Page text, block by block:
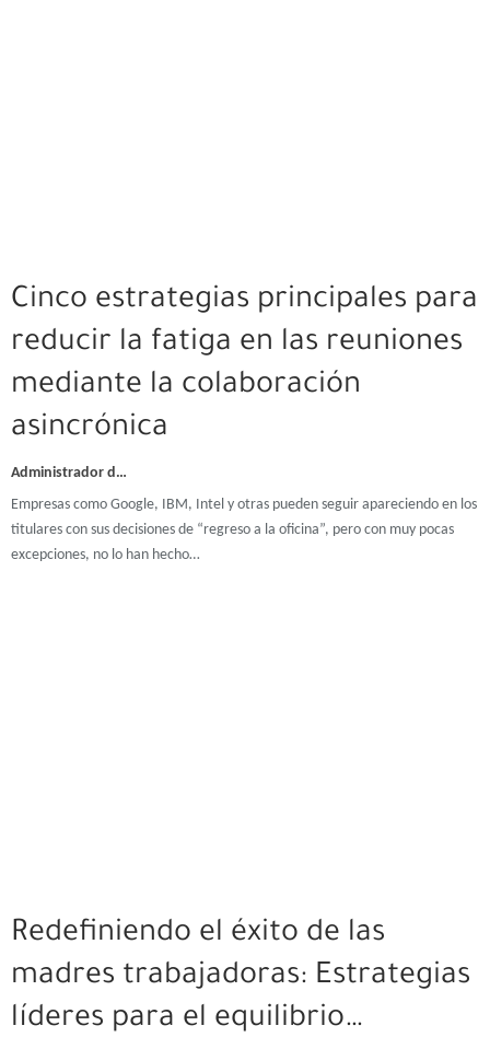
Cinco estrategias principales para
reducir la fatiga en las reuniones
mediante la colaboración
asincrónica
Administrador de DZTecnium
Empresas como Google, IBM, Intel y otras pueden seguir apareciendo en los
titulares con sus decisiones de “regreso a la oficina”, pero con muy pocas
excepciones, no lo han hecho…
Redefiniendo el éxito de las
madres trabajadoras: Estrategias
líderes para el equilibrio…